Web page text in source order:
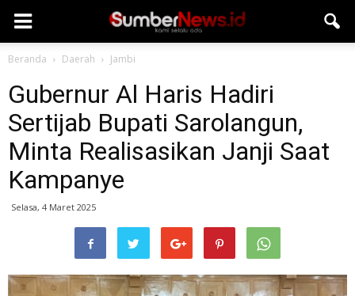
Beranda Daerah Jambi
Gubernur Al Haris Hadiri
Sertijab Bupati Sarolangun,
Minta Realisasikan Janji Saat
Kampanye
Selasa, 4 Maret 2025